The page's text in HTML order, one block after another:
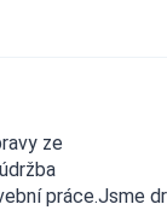
ze
práce.Jsme